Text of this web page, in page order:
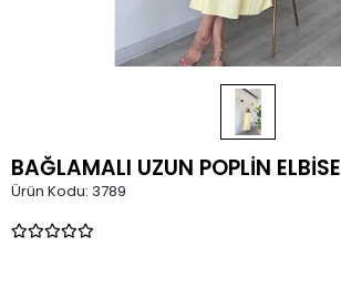
BAĞLAMALI UZUN POPLİN ELBİSE
Ürün Kodu: 3789